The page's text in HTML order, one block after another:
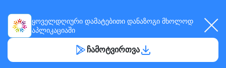
ყოველდღიური დამატებითი დანაზოგი მხოლოდ
აპლიკაციაში
ჩამოტვირთვა